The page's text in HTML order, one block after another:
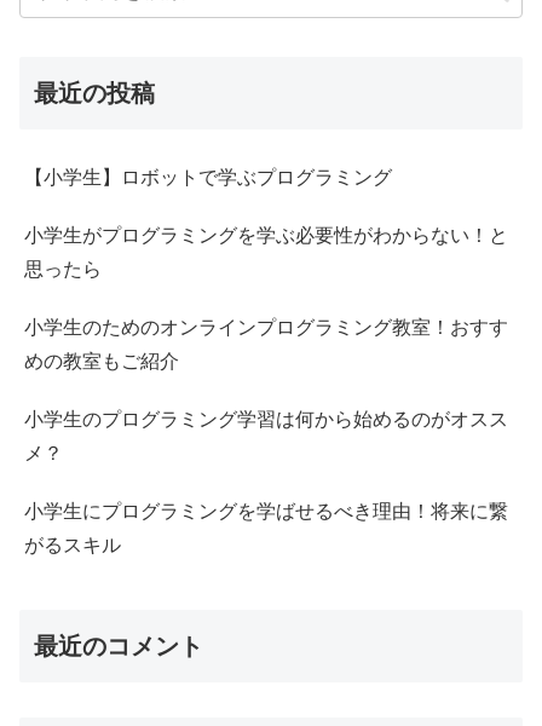
最近の投稿
【小学生】ロボットで学ぶプログラミング
小学生がプログラミングを学ぶ必要性がわからない！と
思ったら
小学生のためのオンラインプログラミング教室！おすす
めの教室もご紹介
小学生のプログラミング学習は何から始めるのがオスス
メ？
小学生にプログラミングを学ばせるべき理由！将来に繋
がるスキル
最近のコメント